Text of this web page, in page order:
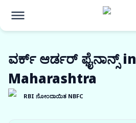
ವರ್ಕ್ ಆರ್ಡರ್ ಫೈನಾನ್ಸ್ in
Maharashtra
RBI ನೋಂದಾಯಿತ NBFC